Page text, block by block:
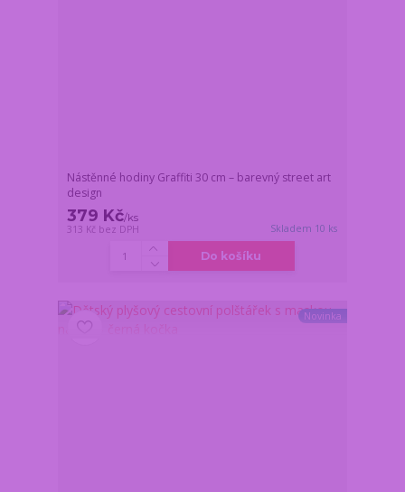
Nástěnné hodiny Graffiti 30 cm – barevný street art
design
379 Kč/ks
313 Kč bez DPH Skladem 10 ks
Do košíku
Novinka